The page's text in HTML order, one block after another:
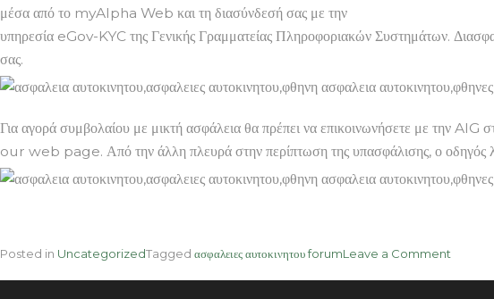
μέσα από το myAlpha Web και τη διασύνδεσή σας με την
υπηρεσία eGov-KYC της Γενικής Γραμματείας Πληροφοριακών Συστημάτων.
σας.
Για αγορά συμβολαίου με μικτή ασφάλεια θα πρέπει να επικοινωνήσετε
our web page. Από την άλλη πλευρά στην περίπτωση της υπασφάλισης, ο οδηγός
Posted in UncategorizedTagged ασφαλειες αυτοκινητου forumLeave a Comment